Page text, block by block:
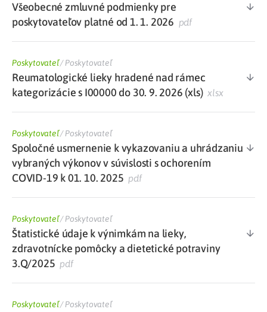
Všeobecné zmluvné podmienky pre
poskytovateľov platné od 1. 1. 2026 pdf
Poskytovateľ/Poskytovateľ
Reumatologické lieky hradené nad rámec
kategorizácie s I00000 do 30. 9. 2026 (xls)xlsx
Poskytovateľ/Poskytovateľ
Spoločné usmernenie k vykazovaniu a uhrádzaniu
vybraných výkonov v súvislosti s ochorením
COVID-19 k 01. 10. 2025 pdf
Poskytovateľ/Poskytovateľ
Štatistické údaje k výnimkám na lieky,
zdravotnícke pomôcky a dietetické potraviny
3.Q/2025 pdf
Poskytovateľ/Poskytovateľ